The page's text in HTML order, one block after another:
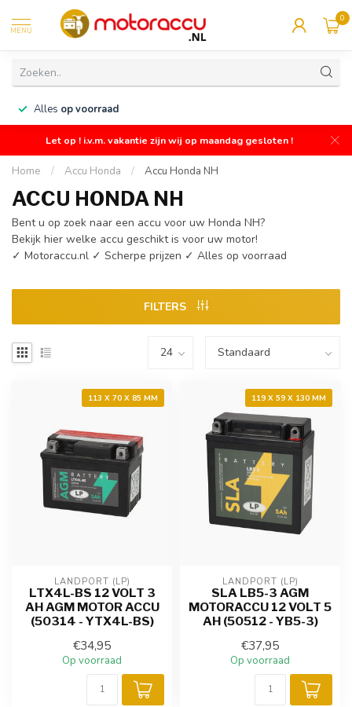
MENU
0
Alles op voorraad
Let op ! i.v.m. vakantie zijn wij op maandag gesloten !
Home / Accu Honda / Accu Honda NH
ACCU HONDA NH
Bent u op zoek naar een accu voor uw Honda NH?
Bekijk hier welke accu geschikt is voor uw motor!
✓ Motoraccu.nl ✓ Scherpe prijzen ✓ Alles op voorraad
FILTERS
113 X 70 X 85 MM
LANDPORT (LP)
LTX4L-BS 12 VOLT 3
AH AGM MOTOR ACCU
(50314 - YTX4L-BS)
€34,95
Op voorraad
119 X 59 X 130 MM
LANDPORT (LP)
SLA LB5-3 AGM
MOTORACCU 12 VOLT 5
AH (50512 - YB5-3)
€37,95
Op voorraad